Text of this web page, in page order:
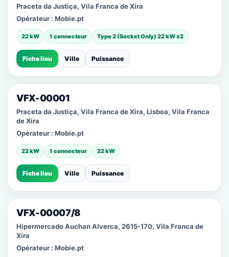
Praceta da Justiça, Vila Franca de Xira
Opérateur : Mobie.pt
22 kW 1 connecteur Type 2 (Socket Only) 22 kW x2
Fiche lieu Ville Puissance
VFX-00001
Praceta da Justiça, Vila Franca de Xira, Lisboa, Vila Franca
de Xira
Opérateur : Mobie.pt
22 kW 1 connecteur 22 kW
Fiche lieu Ville Puissance
VFX-00007/8
Hipermercado Auchan Alverca, 2615-170, Vila Franca de
Xira
Opérateur : Mobie.pt